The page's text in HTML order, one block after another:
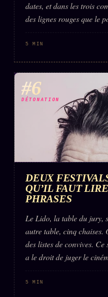
dates, et dans les trois
des lignes rouges que le
5 MIN
#6
DÉTONATION
DEUX
QU’IL FAUT
PHRASES
Le Lido, la table du jury,
autre table, cinq chaises.
des listes de convives.
a le droit de juger le
5 MIN